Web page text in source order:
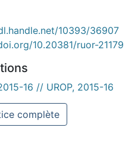
10393/36907
10.20381/ruor-21179
16 // UROP, 2015-16
complète